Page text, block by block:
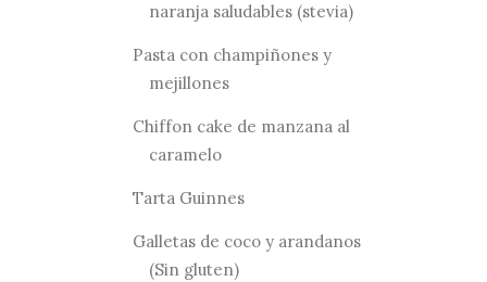
naranja saludables (stevia)
Pasta con champiñones y
mejillones
Chiffon cake de manzana al
caramelo
Tarta Guinnes
Galletas de coco y arandanos
(Sin gluten)